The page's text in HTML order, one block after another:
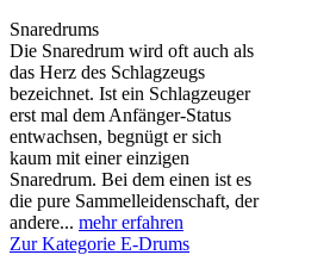
Snaredrums
Die Snaredrum wird oft auch als
das Herz des Schlagzeugs
bezeichnet. Ist ein Schlagzeuger
erst mal dem Anfänger-Status
entwachsen, begnügt er sich
kaum mit einer einzigen
Snaredrum. Bei dem einen ist es
die pure Sammelleidenschaft, der
andere... mehr erfahren
Zur Kategorie E-Drums